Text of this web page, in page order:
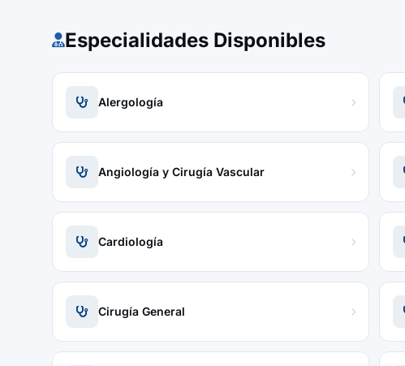
Especialidades Disponibles
Alergología
Angiología y Cirugía Vascular
Cardiología
Cirugía General